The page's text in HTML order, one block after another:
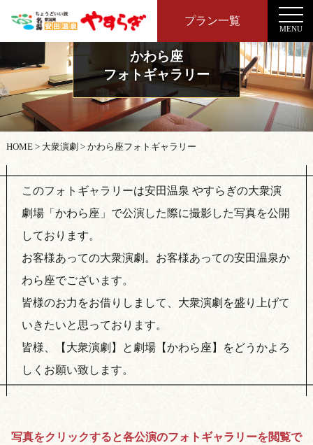
プラン一覧
MENU
かわら座
フォトギャラリー
HOME> 大衆演劇 > かわら座フォトギャラリー
このフォトギャラリーは安田温泉 やすらぎの大衆演
劇場「かわら座」で公演した際に撮影した写真を公開
しております。
お客様あっての大衆演劇。お客様あっての安田温泉か
わら座でございます。
皆様のお力をお借りしまして、大衆演劇を盛り上げて
いきたいと思っております。
皆様、【大衆演劇】と劇場【かわら座】をどうかよろ
しくお願い致します。
写真をクリックすると各公演のフォトギャラリーを閲覧で